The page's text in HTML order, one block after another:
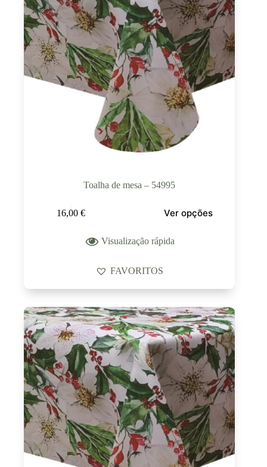
Toalha de mesa – 54995
16,00 € Ver opções
Visualização rápida
FAVORITOS